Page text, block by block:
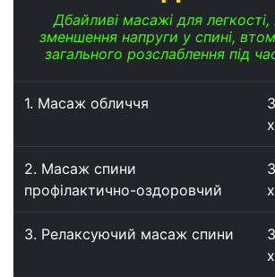
Дбайливі масажі для
зменшення напруги у спині,
загального розслаблення під
1. Масаж обличчя
2. Масаж спини
профілактично-оздоровчий
3. Релаксуючий масаж спини